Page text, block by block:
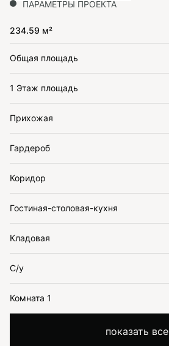
ПАРАМЕТРЫ ПРОЕКТА
234.59 м²
Общая площадь
1 Этаж площадь
Прихожая
Гардероб
Коридор
Гостиная-столовая-кухня
Кладовая
С/у
Комната 1
показать все